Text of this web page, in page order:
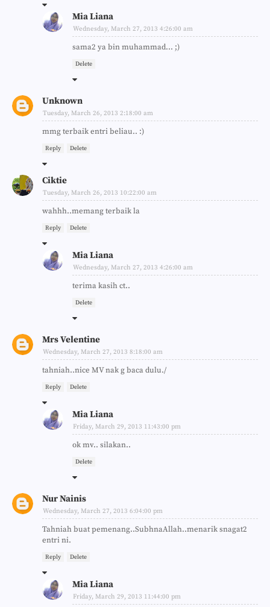
Mia Liana
Wednesday, March 27, 2013 4:26:00 am
sama2 ya bin muhammad... ;)
Delete
Unknown
Tuesday, March 26, 2013 2:18:00 am
mmg terbaik entri beliau.. :)
Reply Delete
Ciktie
Tuesday, March 26, 2013 10:22:00 am
wahhh..memang terbaik la
Reply Delete
Mia Liana
Wednesday, March 27, 2013 4:26:00 am
terima kasih ct..
Delete
Mrs Velentine
Wednesday, March 27, 2013 8:18:00 am
tahniah..nice MV nak g baca dulu./
Reply Delete
Mia Liana
Friday, March 29, 2013 11:43:00 pm
ok mv.. silakan..
Delete
Nur Nainis
Wednesday, March 27, 2013 6:04:00 pm
Tahniah buat pemenang..SubhnaAllah..menarik snagat2
entri ni.
Reply Delete
Mia Liana
Friday, March 29, 2013 11:44:00 pm